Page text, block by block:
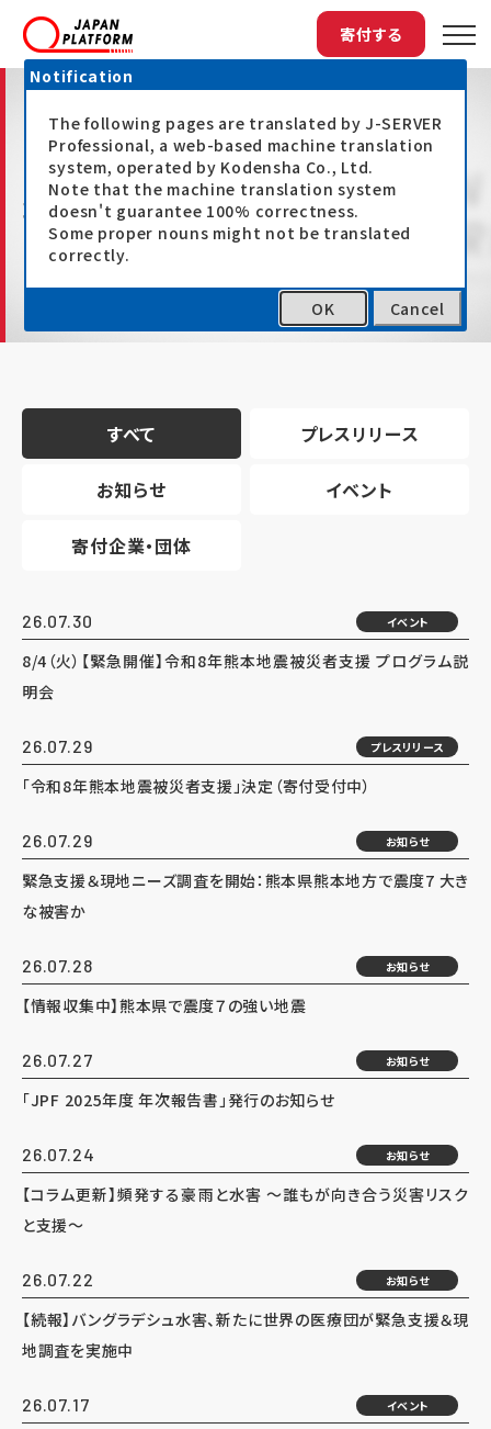
寄付する
最新情報
すべて プレスリリース
お知らせ イベント
寄付企業・団体
26.07.30 イベント
8/4（火）【緊急開催】令和8年熊本地震被災者支援 プログラム説
明会
26.07.29 プレスリリース
「令和8年熊本地震被災者支援」決定（寄付受付中）
26.07.29 お知らせ
緊急支援＆現地ニーズ調査を開始：熊本県熊本地方で震度7 大き
な被害か
26.07.28 お知らせ
【情報収集中】熊本県で震度７の強い地震
26.07.27 お知らせ
「JPF 2025年度 年次報告書」発行のお知らせ
26.07.24 お知らせ
【コラム更新】頻発する豪雨と水害 ～誰もが向き合う災害リスク
と支援～
26.07.22 お知らせ
【続報】バングラデシュ水害、新たに世界の医療団が緊急支援＆現
地調査を実施中
26.07.17 イベント
Notification
The following pages are translated by J-SERVER
Professional, a web-based machine translation
system, operated by Kodensha Co., Ltd.
Note that the machine translation system
doesn't guarantee 100% correctness.
Some proper nouns might not be translated
correctly.
OK Cancel